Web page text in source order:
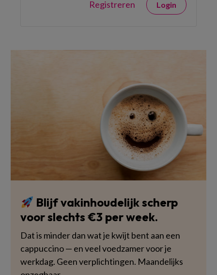
Registreren Login
Blijf vakinhoudelijk scherp
voor slechts €3 per week.
Dat is minder dan wat je kwijt bent aan een
cappuccino — en veel voedzamer voor je
werkdag. Geen verplichtingen. Maandelijks